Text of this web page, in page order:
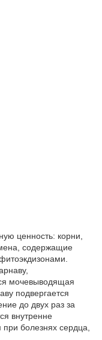
ценность: корни,
содержащие
мочевыводящая
подвергается
до двух раз за
внутренне
при болезнях сердца,